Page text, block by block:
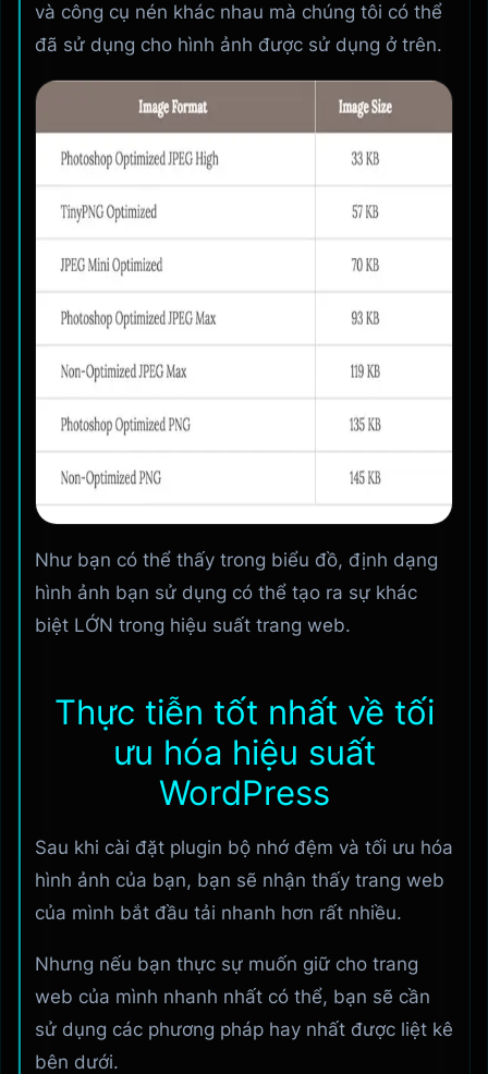
và công cụ nén khác nhau mà chúng tôi có thể
đã sử dụng cho hình ảnh được sử dụng ở trên.
Như bạn có thể thấy trong biểu đồ, định dạng
hình ảnh bạn sử dụng có thể tạo ra sự khác
biệt LỚN trong hiệu suất trang web.
Thực tiễn tốt nhất về tối
ưu hóa hiệu suất
WordPress
Sau khi cài đặt plugin bộ nhớ đệm và tối ưu hóa
hình ảnh của bạn, bạn sẽ nhận thấy trang web
của mình bắt đầu tải nhanh hơn rất nhiều.
Nhưng nếu bạn thực sự muốn giữ cho trang
web của mình nhanh nhất có thể, bạn sẽ cần
sử dụng các phương pháp hay nhất được liệt kê
bên dưới.